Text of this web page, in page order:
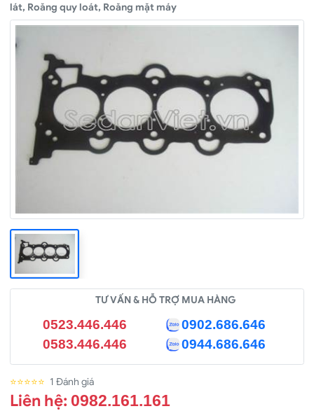
lát, Roăng quy loát, Roăng mặt máy
TƯ VẤN & HỖ TRỢ MUA HÀNG
0523.446.446
0902.686.646
0583.446.446
0944.686.646
⭐⭐⭐⭐⭐ 1 Đánh giá
Liên hệ: 0982.161.161